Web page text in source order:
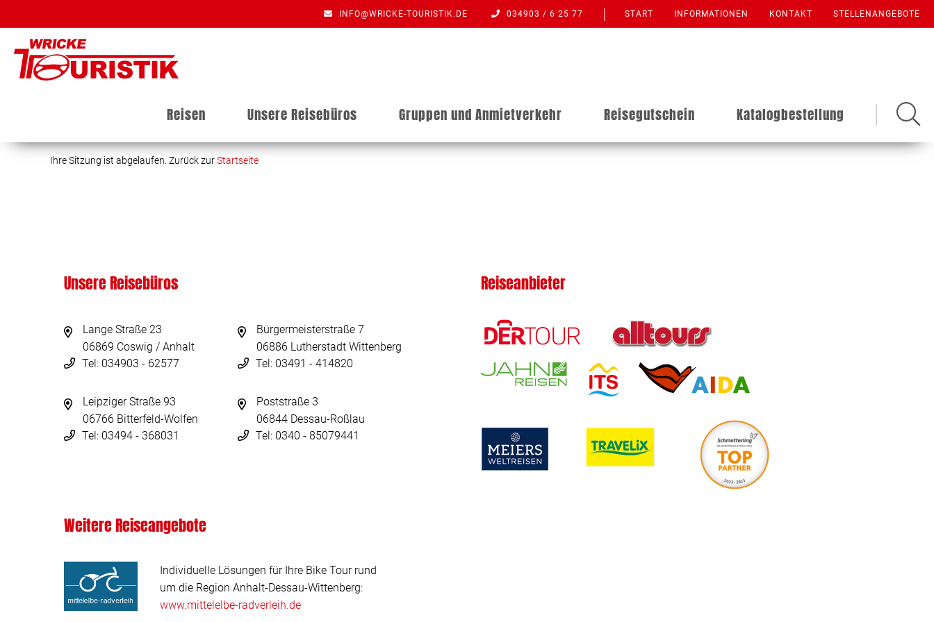
INFO@WRICKE-TOURISTIK.DE 034903 / 6 25 77 START INFORMATIONEN KONTAKT STELLENANGEBOTE
Reisen Unsere Reisebüros Gruppen und Anmietverkehr Reisegutschein Katalogbestellung
Ihre Sitzung ist abgelaufen. Zurück zurStartseite
Unsere Reisebüros
Lange Straße 23
06869 Coswig / Anhalt
Tel: 034903 - 62577
Bürgermeisterstraße 7
06886 Lutherstadt Wittenberg
Tel: 03491 - 414820
Leipziger Straße 93
06766 Bitterfeld-Wolfen
Tel: 03494 - 368031
Poststraße 3
06844 Dessau-Roßlau
Tel: 0340 - 85079441
Reiseanbieter
Weitere Reiseangebote
Individuelle Lösungen für Ihre Bike Tour rund
um die Region Anhalt-Dessau-Wittenberg:
www.mittelelbe-radverleih.de